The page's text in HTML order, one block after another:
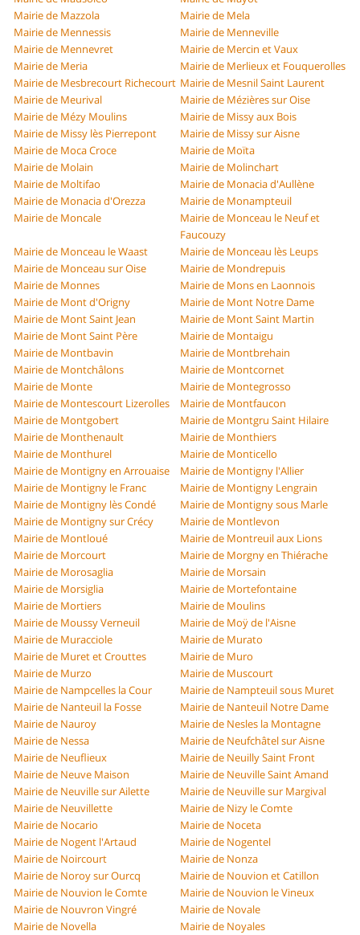
Mairie de Mazzola
Mairie de Mela
Mairie de Mennessis
Mairie de Menneville
Mairie de Mennevret
Mairie de Mercin et Vaux
Mairie de Meria
Mairie de Merlieux et Fouquerolles
Mairie de Mesbrecourt Richecourt Mairie de Mesnil Saint Laurent
Mairie de Meurival
Mairie de Mézières sur Oise
Mairie de Mézy Moulins
Mairie de Missy aux Bois
Mairie de Missy lès Pierrepont
Mairie de Missy sur Aisne
Mairie de Moca Croce
Mairie de Moïta
Mairie de Molain
Mairie de Molinchart
Mairie de Moltifao
Mairie de Monacia d'Aullène
Mairie de Monacia d'Orezza
Mairie de Monampteuil
Mairie de Moncale
Mairie de Monceau le Neuf et
Faucouzy
Mairie de Monceau le Waast
Mairie de Monceau lès Leups
Mairie de Monceau sur Oise
Mairie de Mondrepuis
Mairie de Monnes
Mairie de Mons en Laonnois
Mairie de Mont d'Origny
Mairie de Mont Notre Dame
Mairie de Mont Saint Jean
Mairie de Mont Saint Martin
Mairie de Mont Saint Père
Mairie de Montaigu
Mairie de Montbavin
Mairie de Montbrehain
Mairie de Montchâlons
Mairie de Montcornet
Mairie de Monte
Mairie de Montegrosso
Mairie de Montescourt Lizerolles
Mairie de Montfaucon
Mairie de Montgobert
Mairie de Montgru Saint Hilaire
Mairie de Monthenault
Mairie de Monthiers
Mairie de Monthurel
Mairie de Monticello
Mairie de Montigny en Arrouaise
Mairie de Montigny l'Allier
Mairie de Montigny le Franc
Mairie de Montigny Lengrain
Mairie de Montigny lès Condé
Mairie de Montigny sous Marle
Mairie de Montigny sur Crécy
Mairie de Montlevon
Mairie de Montloué
Mairie de Montreuil aux Lions
Mairie de Morcourt
Mairie de Morgny en Thiérache
Mairie de Morosaglia
Mairie de Morsain
Mairie de Morsiglia
Mairie de Mortefontaine
Mairie de Mortiers
Mairie de Moulins
Mairie de Moussy Verneuil
Mairie de Moÿ de l'Aisne
Mairie de Muracciole
Mairie de Murato
Mairie de Muret et Crouttes
Mairie de Muro
Mairie de Murzo
Mairie de Muscourt
Mairie de Nampcelles la Cour
Mairie de Nampteuil sous Muret
Mairie de Nanteuil la Fosse
Mairie de Nanteuil Notre Dame
Mairie de Nauroy
Mairie de Nesles la Montagne
Mairie de Nessa
Mairie de Neufchâtel sur Aisne
Mairie de Neuflieux
Mairie de Neuilly Saint Front
Mairie de Neuve Maison
Mairie de Neuville Saint Amand
Mairie de Neuville sur Ailette
Mairie de Neuville sur Margival
Mairie de Neuvillette
Mairie de Nizy le Comte
Mairie de Nocario
Mairie de Noceta
Mairie de Nogent l'Artaud
Mairie de Nogentel
Mairie de Noircourt
Mairie de Nonza
Mairie de Noroy sur Ourcq
Mairie de Nouvion et Catillon
Mairie de Nouvion le Comte
Mairie de Nouvion le Vineux
Mairie de Nouvron Vingré
Mairie de Novale
Mairie de Novella
Mairie de Noyales